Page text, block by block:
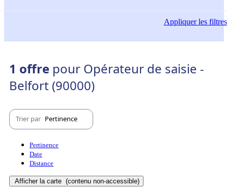
Appliquerles filtres
1 offre pour Opérateur de saisie -
Belfort (90000)
Trier par Pertinence
Pertinence
Date
Distance
Afficher la carte (contenu non-accessible)